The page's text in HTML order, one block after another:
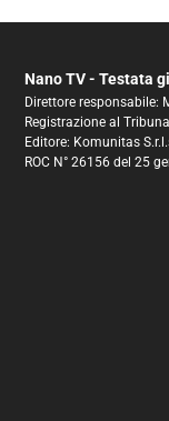
Nano TV - Testata
Direttore responsabile:
Registrazione al
Editore: Komunitas
ROC N° 26156 del 25